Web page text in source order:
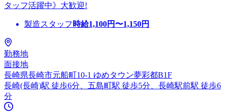
タッフ活躍中》大歓迎!
製造スタッフ 時給1,100円〜1,150円
勤務地
面接地
長崎県長崎市元船町10-1 ゆめタウン夢彩都B1F
長崎(長崎)駅 徒歩6分、五島町駅 徒歩5分、長崎駅前駅 徒歩6
分